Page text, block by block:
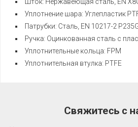
Уплотнение шара: Углепластик
Патрубки: Сталь, EN 10217-2
Ручка: Оцинкованная сталь с
Уплотнительные кольца: FPM
Уплотнительная втулка: PTFE
Свяжитесь с